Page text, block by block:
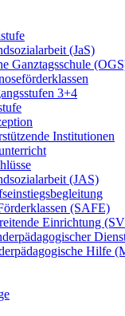
(JaS)
Ganztagsschule
3+4
Institutionen
(JAS)
(SAFE)
Einrichtung
Hilfe